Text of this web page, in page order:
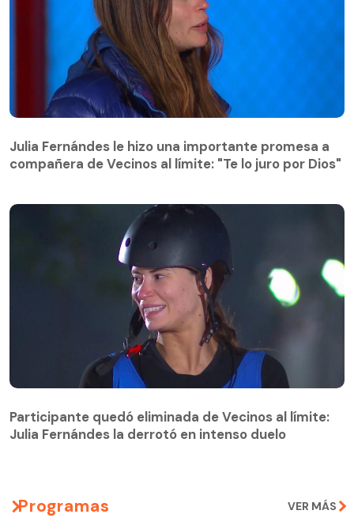
compañera de Vecinos al límite: "Te lo juro por Dios"
Julia Fernándes le hizo una importante promesa a
compañera de Vecinos al límite: "Te lo juro por Dios"
Julia Fernándes la derrotó en intenso duelo
Participante quedó eliminada de Vecinos al límite:
Julia Fernándes la derrotó en intenso duelo
Programas VER MÁS